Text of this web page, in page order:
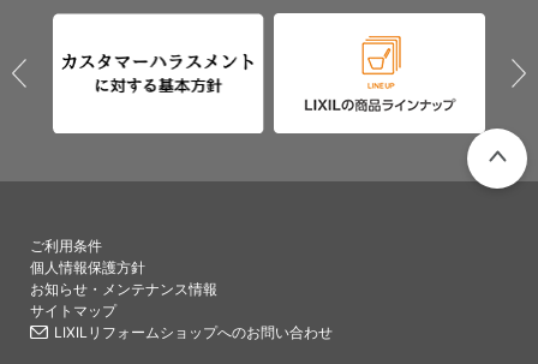
ご利用条件
個人情報保護方針
お知らせ・メンテナンス情報
サイトマップ
LIXILリフォームショップへのお問い合わせ